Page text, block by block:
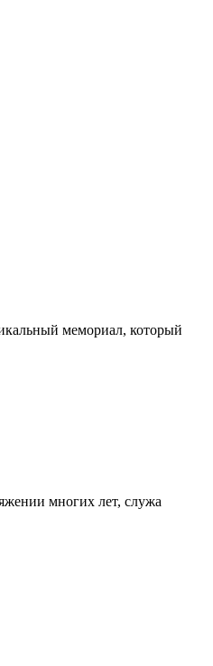
мемориал, который
многих лет, служа